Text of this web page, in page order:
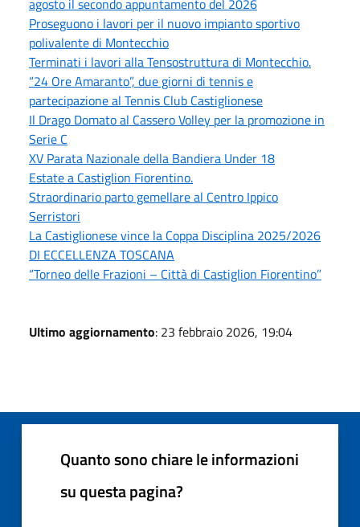
Proseguono i lavori per il nuovo impianto sportivo
polivalente di Montecchio
Terminati i lavori alla Tensostruttura di Montecchio.
“24 Ore Amaranto”, due giorni di tennis e
partecipazione al Tennis Club Castiglionese
Il Drago Domato al Cassero Volley per la promozione in
Serie C
XV Parata Nazionale della Bandiera Under 18
Estate a Castiglion Fiorentino.
Straordinario parto gemellare al Centro Ippico
Serristori
La Castiglionese vince la Coppa Disciplina 2025/2026
DI ECCELLENZA TOSCANA
“Torneo delle Frazioni – Città di Castiglion Fiorentino”
Ultimo aggiornamento: 23 febbraio 2026, 19:04
Quanto sono chiare le informazioni
su questa pagina?